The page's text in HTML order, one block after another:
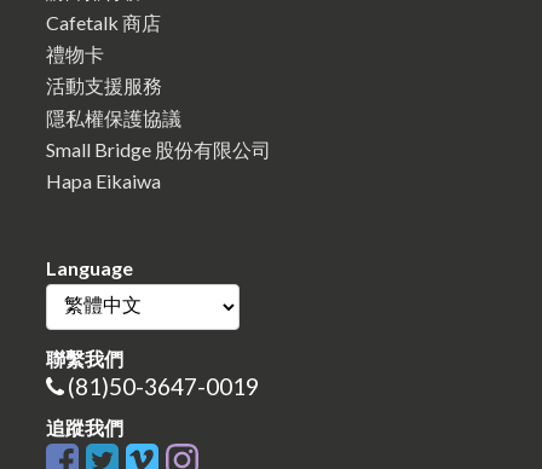
Cafetalk 商店
禮物卡
活動支援服務
隱私權保護協議
Small Bridge 股份有限公司
Hapa Eikaiwa
Language
聯繫我們
(81)50-3647-0019
追蹤我們